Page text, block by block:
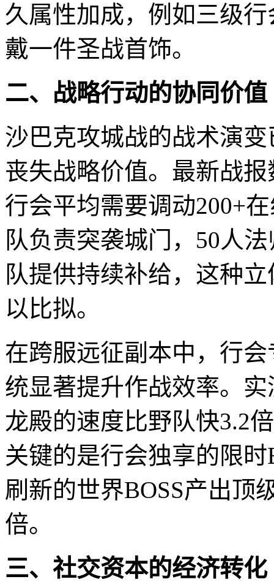
久属性加成，例如三级
戴一件圣战首饰。
二、战略行动的协同价值
沙巴克攻城战的战术演
丧失战略价值。最新战
行会平均需要调动200+
队负责突袭城门，50人
队提供持续补给，这种
以比拟。
在跨服远征副本中，行
统显著提升作战效率。
龙殿的速度比野队快3.2
关键的是行会独享的限
刷新的世界BOSS产出顶
倍。
三、社交资本的经济转化